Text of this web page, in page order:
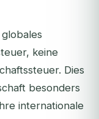
keine
Dies
besonders
internationale